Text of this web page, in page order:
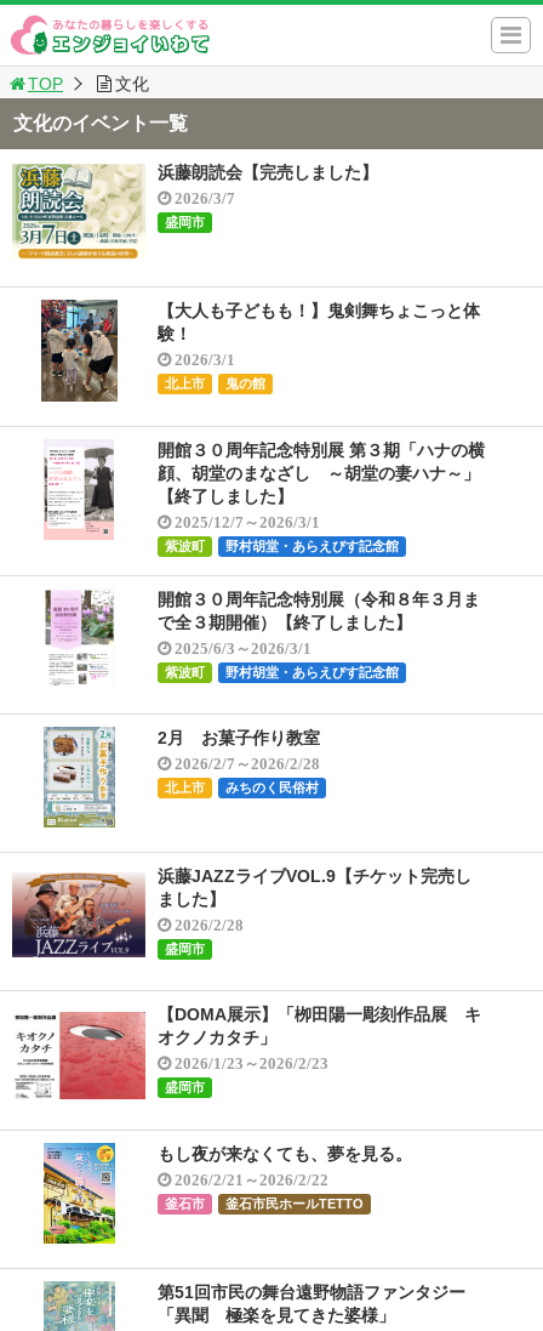
TOP 文化
文化のイベント一覧
浜藤朗読会【完売しました】
2026/3/7
盛岡市
【大人も子どもも！】鬼剣舞ちょこっと体
験！
2026/3/1
北上市 鬼の館
開館３０周年記念特別展 第３期「ハナの横
顔、胡堂のまなざし ～胡堂の妻ハナ～」
【終了しました】
2025/12/7～2026/3/1
紫波町 野村胡堂・あらえびす記念館
開館３０周年記念特別展（令和８年３月ま
で全３期開催）【終了しました】
2025/6/3～2026/3/1
紫波町 野村胡堂・あらえびす記念館
2月 お菓子作り教室
2026/2/7～2026/2/28
北上市 みちのく民俗村
浜藤JAZZライブVOL.9【チケット完売し
ました】
2026/2/28
盛岡市
【DOMA展示】「栁田陽一彫刻作品展 キ
オクノカタチ」
2026/1/23～2026/2/23
盛岡市
もし夜が来なくても、夢を見る。
2026/2/21～2026/2/22
釜石市 釜石市民ホールTETTO
第51回市民の舞台遠野物語ファンタジー
「異聞 極楽を見てきた婆様」